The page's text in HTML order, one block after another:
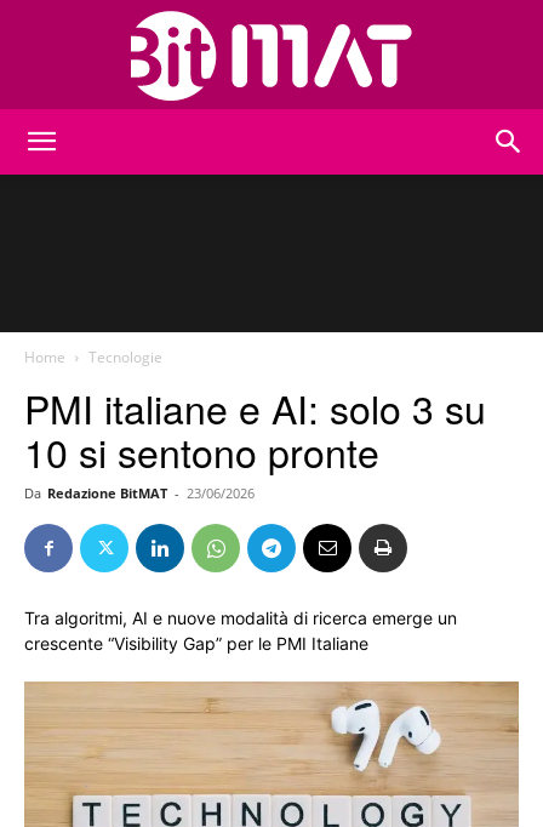
Home Tecnologie
PMI italiane e AI: solo 3 su
10 si sentono pronte
Da Redazione BitMAT - 23/06/2026
Tra algoritmi, AI e nuove modalità di ricerca emerge un
crescente “Visibility Gap” per le PMI Italiane